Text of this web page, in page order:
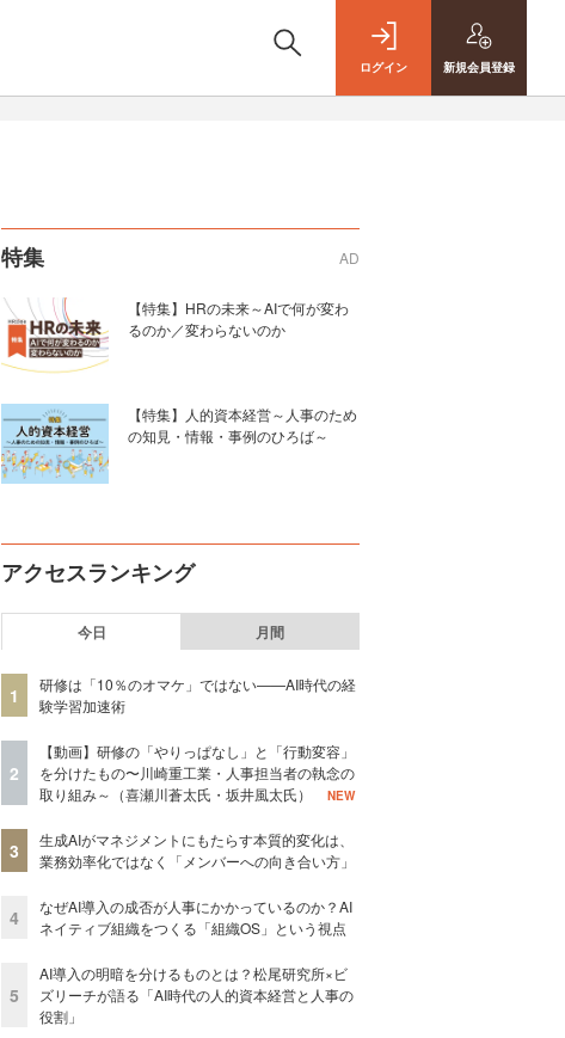
ログイン 新規会員登録
特集 AD
【特集】HRの未来～AIで何が変わ
るのか／変わらないのか
【特集】人的資本経営～人事のため
の知見・情報・事例のひろば～
アクセスランキング
今日 月間
1
研修は「10％のオマケ」ではない——AI時代の経
験学習加速術
2
【動画】研修の「やりっぱなし」と「行動変容」
を分けたもの〜川崎重工業・人事担当者の執念の
取り組み～（喜瀬川蒼太氏・坂井風太氏）
NEW
3
生成AIがマネジメントにもたらす本質的変化は、
業務効率化ではなく「メンバーへの向き合い方」
4
なぜAI導入の成否が人事にかかっているのか？AI
ネイティブ組織をつくる「組織OS」という視点
5
AI導入の明暗を分けるものとは？松尾研究所×ビ
ズリーチが語る「AI時代の人的資本経営と人事の
役割」